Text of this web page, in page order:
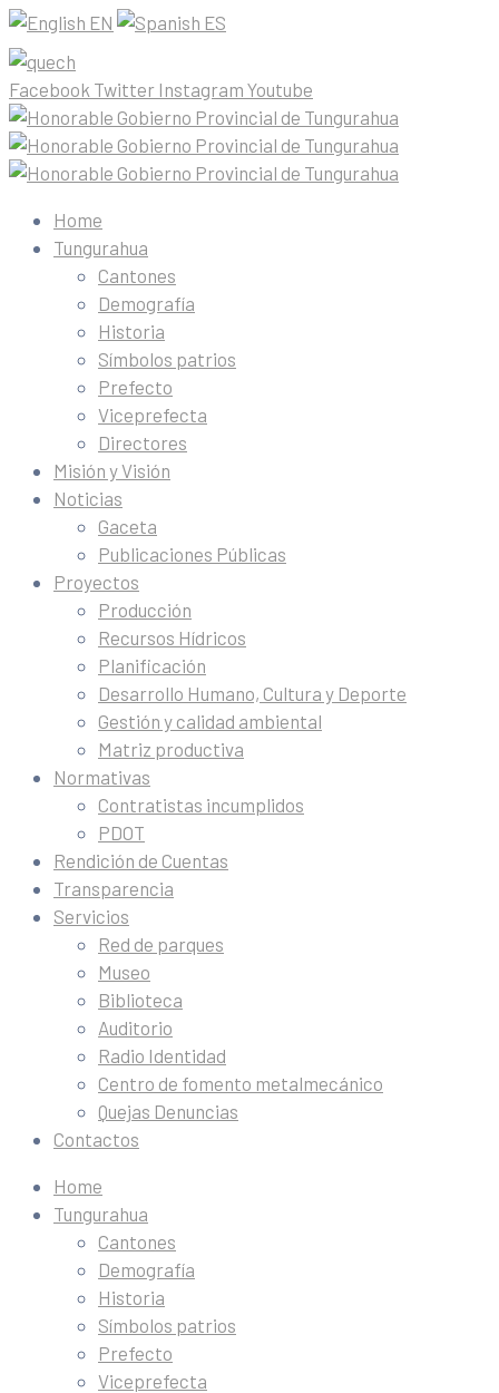
EN ES
Facebook Twitter Instagram Youtube
Home
Tungurahua
Cantones
Demografía
Historia
Símbolos patrios
Prefecto
Viceprefecta
Directores
Misión y Visión
Noticias
Gaceta
Publicaciones Públicas
Proyectos
Producción
Recursos Hídricos
Planificación
Desarrollo Humano, Cultura y Deporte
Gestión y calidad ambiental
Matriz productiva
Normativas
Contratistas incumplidos
PDOT
Rendición de Cuentas
Transparencia
Servicios
Red de parques
Museo
Biblioteca
Auditorio
Radio Identidad
Centro de fomento metalmecánico
Quejas Denuncias
Contactos
Home
Tungurahua
Cantones
Demografía
Historia
Símbolos patrios
Prefecto
Viceprefecta